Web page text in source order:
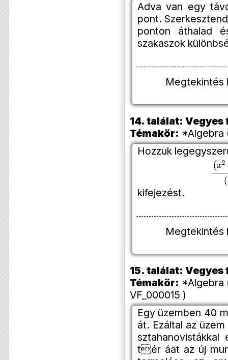
Adva van egy
pont.
ponton áthalad
szakaszok
14. találat:
Témakör: *Algebra
Hozzuk
(z2
kifejezést.
15. találat:
Témakör: *Algebra
VF_000015 )
Egy üzemben 40
át. Ezáltal az
tér áat az új